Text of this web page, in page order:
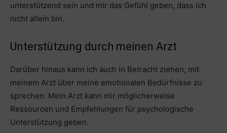
unterstützend sein und mir das Gefühl geben, dass ich
nicht allein bin.
Unterstützung durch meinen Arzt
Darüber hinaus kann ich auch in Betracht ziehen, mit
meinem Arzt über meine emotionalen Bedürfnisse zu
sprechen. Mein Arzt kann mir möglicherweise
Ressourcen und Empfehlungen für psychologische
Unterstützung geben.